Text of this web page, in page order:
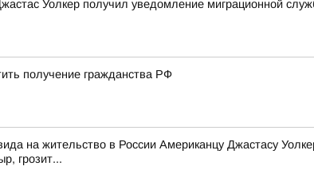
Уолкер получил уведомление миграционной
получение гражданства РФ
на жительство в России Американцу Джастасу
грозит...